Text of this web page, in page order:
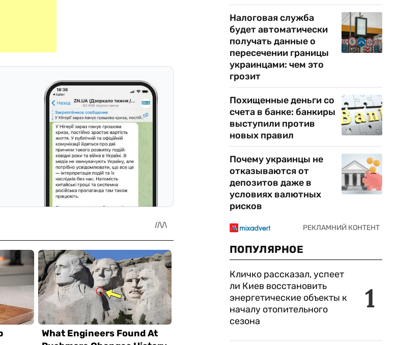
Налоговая служба
будет автоматически
получать данные о
пересечении границы
украинцами: чем это
грозит
Похищенные деньги со
счета в банке: банкиры
выступили против
новых правил
Почему украинцы не
отказываются от
депозитов даже в
условиях валютных
рисков
ПОПУЛЯРНОЕ
1
Кличко рассказал, успеет
ли Киев восстановить
энергетические объекты к
началу отопительного
сезона